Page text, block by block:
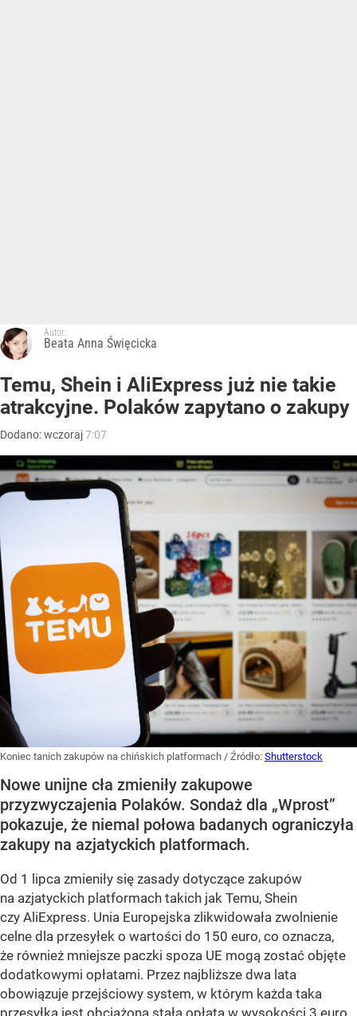
Autor:
Beata Anna Święcicka
Temu, Shein i AliExpress już nie takie
atrakcyjne. Polaków zapytano o zakupy
Dodano:wczoraj7:07
Koniec tanich zakupów na chińskich platformach / Źródło: Shutterstock
Nowe unijne cła zmieniły zakupowe
przyzwyczajenia Polaków. Sondaż dla „Wprost”
pokazuje, że niemal połowa badanych ograniczyła
zakupy na azjatyckich platformach.
Od 1 lipca zmieniły się zasady dotyczące zakupów
na azjatyckich platformach takich jak Temu, Shein
czy AliExpress. Unia Europejska zlikwidowała zwolnienie
celne dla przesyłek o wartości do 150 euro, co oznacza,
że również mniejsze paczki spoza UE mogą zostać objęte
dodatkowymi opłatami. Przez najbliższe dwa lata
obowiązuje przejściowy system, w którym każda taka
przesyłka jest obciążona stałą opłatą w wysokości 3 euro.